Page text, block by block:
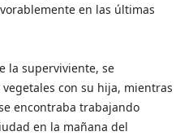
en las últimas
la superviviente, se
con su hija, mientras
encontraba trabajando
en la mañana del